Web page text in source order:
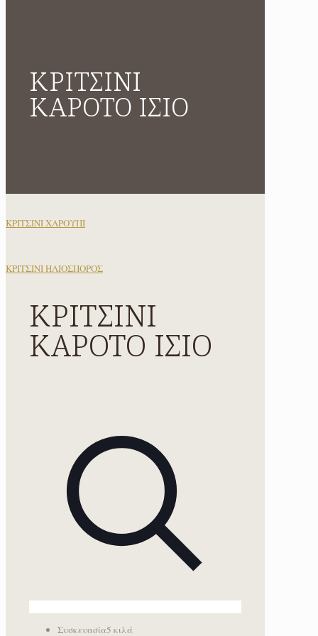
ΚΡΙΤΣΙΝΙ
ΚΑΡΟΤΟ ΙΣΙΟ
ΚΡΙΤΣΙΝΙ ΧΑΡΟΥΠΙ
ΚΡΙΤΣΙΝΙ ΗΛΙΟΣΠΟΡΟΣ
ΚΡΙΤΣΙΝΙ
ΚΑΡΟΤΟ ΙΣΙΟ
Συσκευασία5 κιλά